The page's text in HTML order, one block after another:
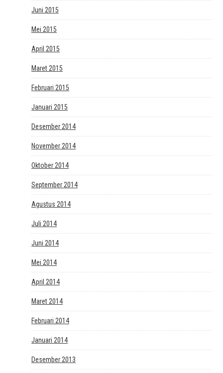
Juni 2015
Mei 2015
April 2015
Maret 2015
Februari 2015
Januari 2015
Desember 2014
November 2014
Oktober 2014
September 2014
Agustus 2014
Juli 2014
Juni 2014
Mei 2014
April 2014
Maret 2014
Februari 2014
Januari 2014
Desember 2013